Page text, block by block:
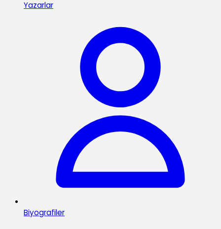
Yazarlar
Biyografiler